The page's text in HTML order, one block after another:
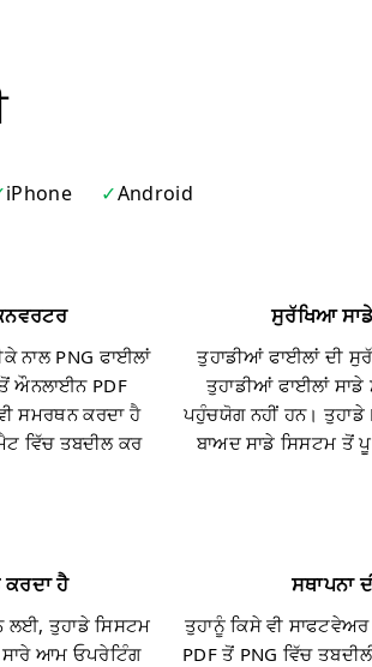
iPhone Android
ਨਾਲ PNG ਫਾਈਲਾਂ
ਔਨਲਾਈਨ PDF
ਸਮਰਥਨ ਕਰਦਾ ਹੈ
ਵਿੱਚ ਤਬਦੀਲ ਕਰ
ਸੁਰੱਖਿਆ
ਤੁਹਾਡੀਆਂ ਫਾਈਲਾਂ ਦੀ
ਤੁਹਾਡੀਆਂ ਫਾਈਲਾਂ
ਪਹੁੰਚਯੋਗ ਨਹੀਂ ਹਨ। ਤੁਹਾਡੇ
ਬਾਅਦ ਸਾਡੇ ਸਿਸਟਮ ਤੋਂ
ਕਰਦਾ ਹੈ
ਲਈ, ਤੁਹਾਡੇ ਸਿਸਟਮ
ਆਮ ਓਪਰੇਟਿੰਗ
ਸਥਾਪਨਾ
ਤੁਹਾਨੂੰ ਕਿਸੇ ਵੀ
PDF ਤੋਂ PNG ਵਿੱਚ